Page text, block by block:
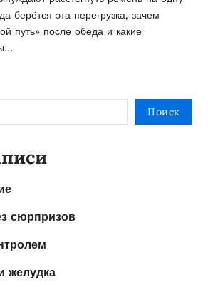
берётся эта перегрузка, зачем
путь» после обеда и какие
Поиск
сюрпризов
желудка